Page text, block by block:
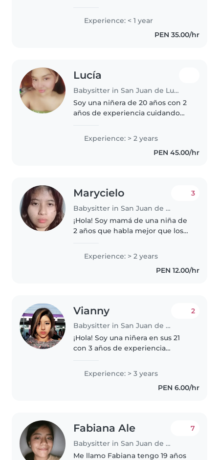
cuento con experiencia previa,
tengo habilidades muy valiosas
para entretener y cuidar a los..
Experience: < 1 year
PEN 35.00/hr
Lucía
Babysitter in San Juan de Lurigancho
Soy una niñera de 20 años con 2
años de experiencia cuidando
bebés hasta adolescentes. Soy
una persona responsable,
deportiva y bondadosa, con
Experience: > 2 years
PEN 45.00/hr
Marycielo
Babysitter in San Juan de Lurigancho
3
¡Hola! Soy mamá de una niña de
2 años que habla mejor que los
lenguaje de forma natural con
juegos y conversación. Cuido
Experience: > 2 years
PEN 12.00/hr
Vianny
Babysitter in San Juan de Lurigancho
2
¡Hola! Soy una niñera en sus 21
con 3 años de experiencia
preescolar. Tengo estudios de
primer ciclo de enfermería y
estoy certificada en primeros
Experience: > 3 years
PEN 6.00/hr
Fabiana Ale
Babysitter in San Juan de Lurigancho
7
Me llamo Fabiana tengo 19 años